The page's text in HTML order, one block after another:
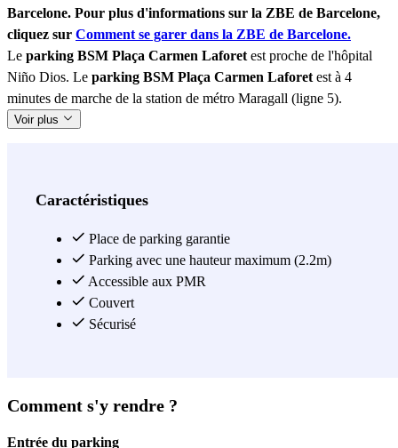
Barcelone. Pour plus d'informations sur la ZBE de Barcelone,
cliquez sur Comment se garer dans la ZBE de Barcelone.
Le parking BSM Plaça Carmen Laforet est proche de l'hôpital
Niño Dios. Le parking BSM Plaça Carmen Laforet est à 4
minutes de marche de la station de métro Maragall (ligne 5).
Voir plus
Caractéristiques
Place de parking garantie
Parking avec une hauteur maximum (2.2m)
Accessible aux PMR
Couvert
Sécurisé
Comment s'y rendre ?
Entrée du parking